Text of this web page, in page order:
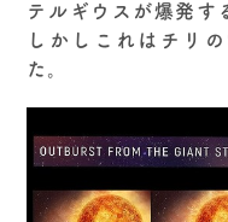
テルギウスが爆発す
しかしこれはチリ
た。